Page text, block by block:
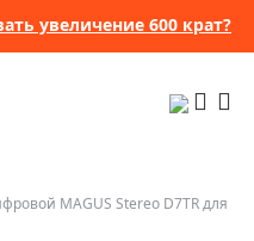
увеличение 600 крат?
MAGUS Stereo D7TR для